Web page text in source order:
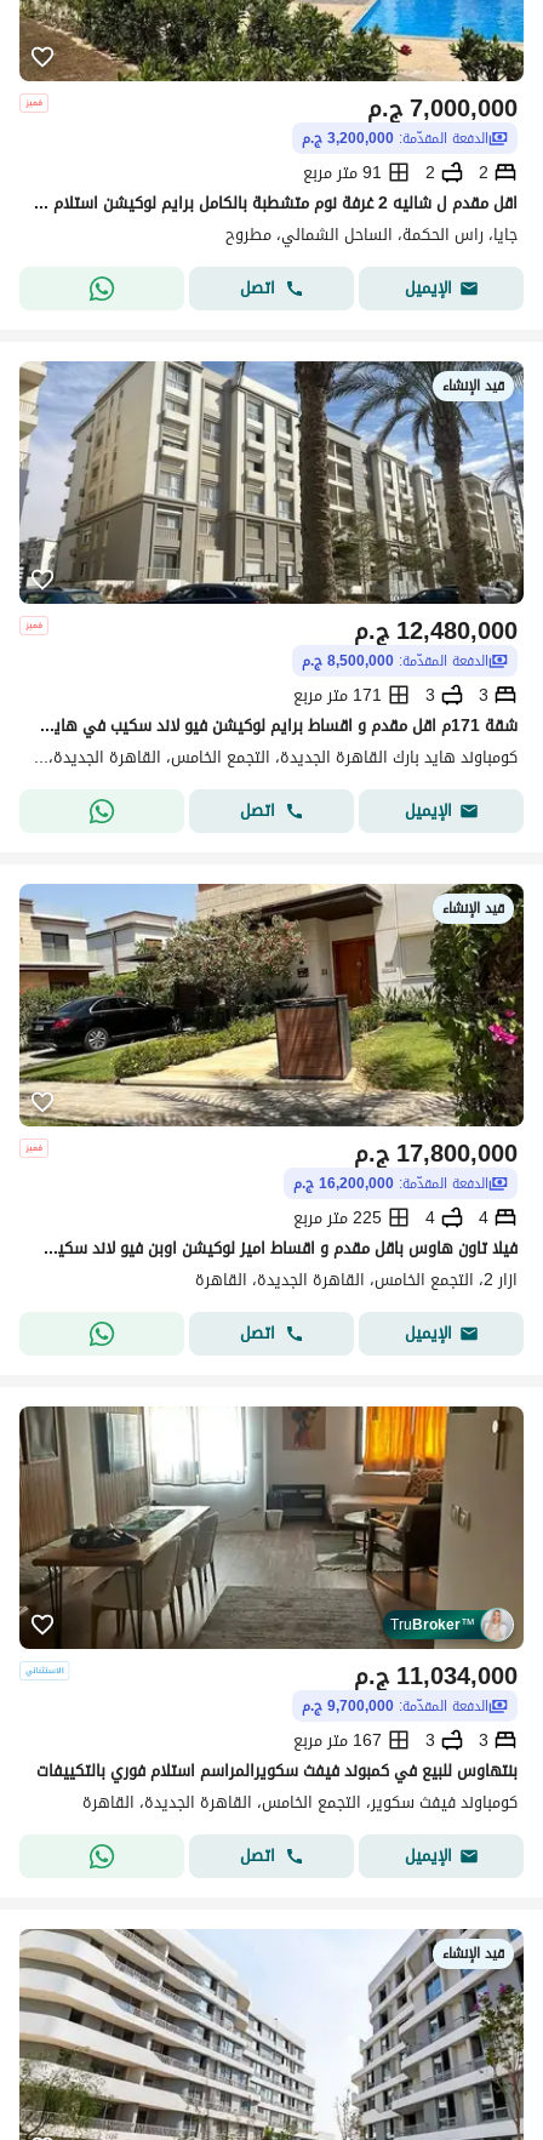
ج.م7,000,000
الدفعة المقدّمة: 3,200,000 ج.م
2
2
91 متر مربع
اقل مقدم ل شاليه 2 غرفة نوم متشطبة بالكامل برايم لوكيشن استلام بعد شهور للبيع فى قرية جايا الاهلي صبور الساحل الشمالي Gaia North Coast
جايا، راس الحكمة، الساحل الشمالي، مطروح
الإيميل
اتصل
قيد الإنشاء
ج.م12,480,000
الدفعة المقدّمة: 8,500,000 ج.م
3
3
171 متر مربع
شقة 171م اقل مقدم و اقساط برايم لوكيشن فيو لاند سكيب في هايد بارك التجمع الخامس القاهرة الجديدة بجوار ميفيدا Hyde park New Cairo
كومباوند هايد بارك القاهرة الجديدة، التجمع الخامس، القاهرة الجديدة، القاهرة
الإيميل
اتصل
قيد الإنشاء
ج.م17,800,000
الدفعة المقدّمة: 16,200,000 ج.م
4
4
225 متر مربع
فيلا تاون هاوس باقل مقدم و اقساط اميز لوكيشن اوبن فيو لاند سكيب و حمام سباحة في ازار 2 التجمع الخامس القاهرة الجديدة بجوار المراسم فيفث سكوير
ازار 2، التجمع الخامس، القاهرة الجديدة، القاهرة
الإيميل
اتصل
TruBroker™
ج.م11,034,000
الدفعة المقدّمة: 9,700,000 ج.م
3
3
167 متر مربع
بنتهاوس للبيع في كمبوند فيفث سكويرالمراسم استلام فوري بالتكييفات
كومباوند فيفث سكوير، التجمع الخامس، القاهرة الجديدة، القاهرة
الإيميل
اتصل
قيد الإنشاء